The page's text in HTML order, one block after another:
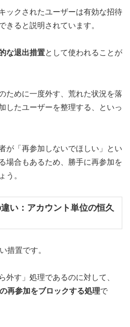
ックされたユーザーは有効な招待
きると説明されています。
な退出措置として使われることが
ために一度外す、荒れた状況を落
したユーザーを整理する、といっ
が「再参加しないでほしい」とい
場合もあるため、勝手に再参加を
う。
い：アカウント単位の恒久
措置です。
外す」処理であるのに対して、
再参加をブロックする処理で